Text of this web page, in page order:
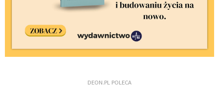
DEON.PL POLECA